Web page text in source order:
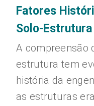
Fatores
Solo-Estrutura
A compreensão
estrutura tem
história da
as estruturas